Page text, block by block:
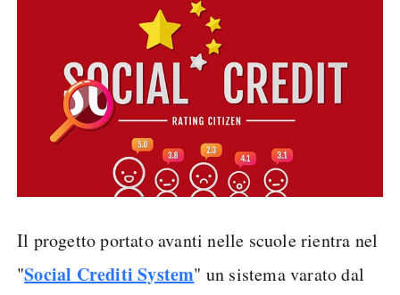
Il progetto portato avanti nelle scuole rientra nel
"Social Crediti System" un sistema varato dal